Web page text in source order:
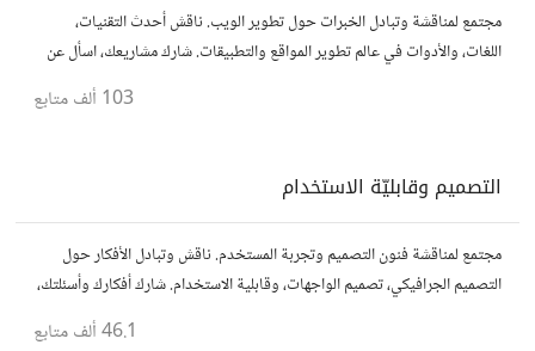
مجتمع لمناقشة وتبادل الخبرات حول تطوير الويب. ناقش أحدث التقنيات،
اللغات، والأدوات في عالم تطوير المواقع والتطبيقات. شارك مشاريعك، اسأل عن
103 ألف متابع
التصميم وقابليّة الاستخدام
مجتمع لمناقشة فنون التصميم وتجربة المستخدم. ناقش وتبادل الأفكار حول
التصميم الجرافيكي، تصميم الواجهات، وقابلية الاستخدام. شارك أفكارك وأسئلتك،
وتواصل مع مصممين ومتخصصين في تحسين تجربة المستخدم.
46.1 ألف متابع